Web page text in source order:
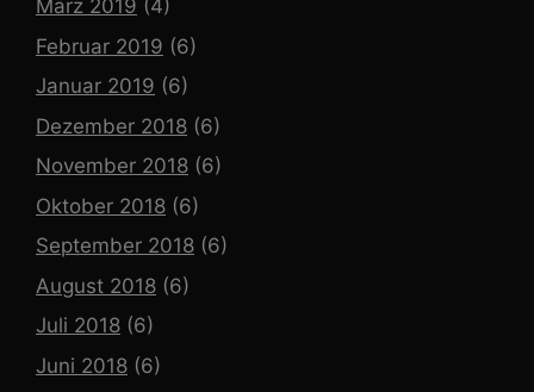
März 2019 (4)
Februar 2019 (6)
Januar 2019 (6)
Dezember 2018 (6)
November 2018 (6)
Oktober 2018 (6)
September 2018 (6)
August 2018 (6)
Juli 2018 (6)
Juni 2018 (6)